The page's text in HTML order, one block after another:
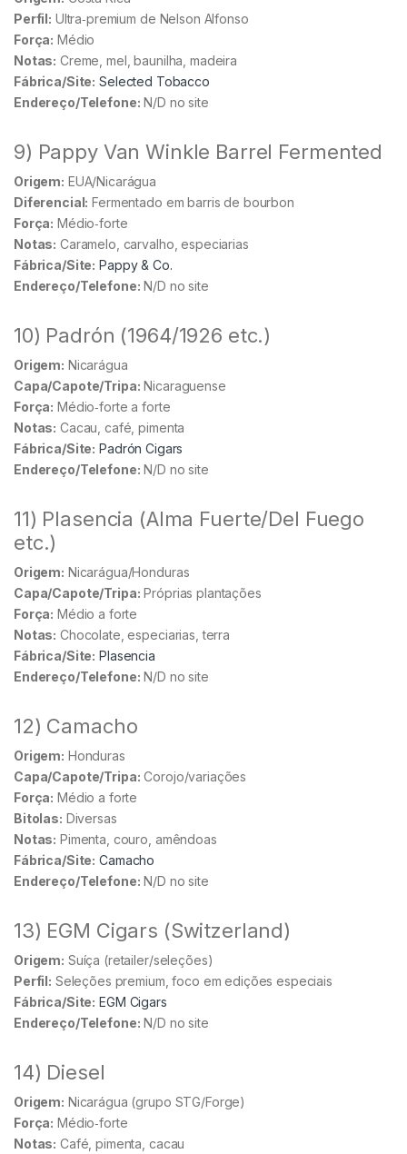
Perfil: Ultra‑premium de Nelson Alfonso
Força: Médio
Notas: Creme, mel, baunilha, madeira
Fábrica/Site: Selected Tobacco
Endereço/Telefone: N/D no site
9) Pappy Van Winkle Barrel Fermented
Origem: EUA/Nicarágua
Diferencial: Fermentado em barris de bourbon
Força: Médio‑forte
Notas: Caramelo, carvalho, especiarias
Fábrica/Site: Pappy & Co.
Endereço/Telefone: N/D no site
10) Padrón (1964/1926 etc.)
Origem: Nicarágua
Capa/Capote/Tripa: Nicaraguense
Força: Médio‑forte a forte
Notas: Cacau, café, pimenta
Fábrica/Site: Padrón Cigars
Endereço/Telefone: N/D no site
11) Plasencia (Alma Fuerte/Del Fuego
etc.)
Origem: Nicarágua/Honduras
Capa/Capote/Tripa: Próprias plantações
Força: Médio a forte
Notas: Chocolate, especiarias, terra
Fábrica/Site: Plasencia
Endereço/Telefone: N/D no site
12) Camacho
Origem: Honduras
Capa/Capote/Tripa: Corojo/variações
Força: Médio a forte
Bitolas: Diversas
Notas: Pimenta, couro, amêndoas
Fábrica/Site: Camacho
Endereço/Telefone: N/D no site
13) EGM Cigars (Switzerland)
Origem: Suíça (retailer/seleções)
Perfil: Seleções premium, foco em edições especiais
Fábrica/Site: EGM Cigars
Endereço/Telefone: N/D no site
14) Diesel
Origem: Nicarágua (grupo STG/Forge)
Força: Médio‑forte
Notas: Café, pimenta, cacau